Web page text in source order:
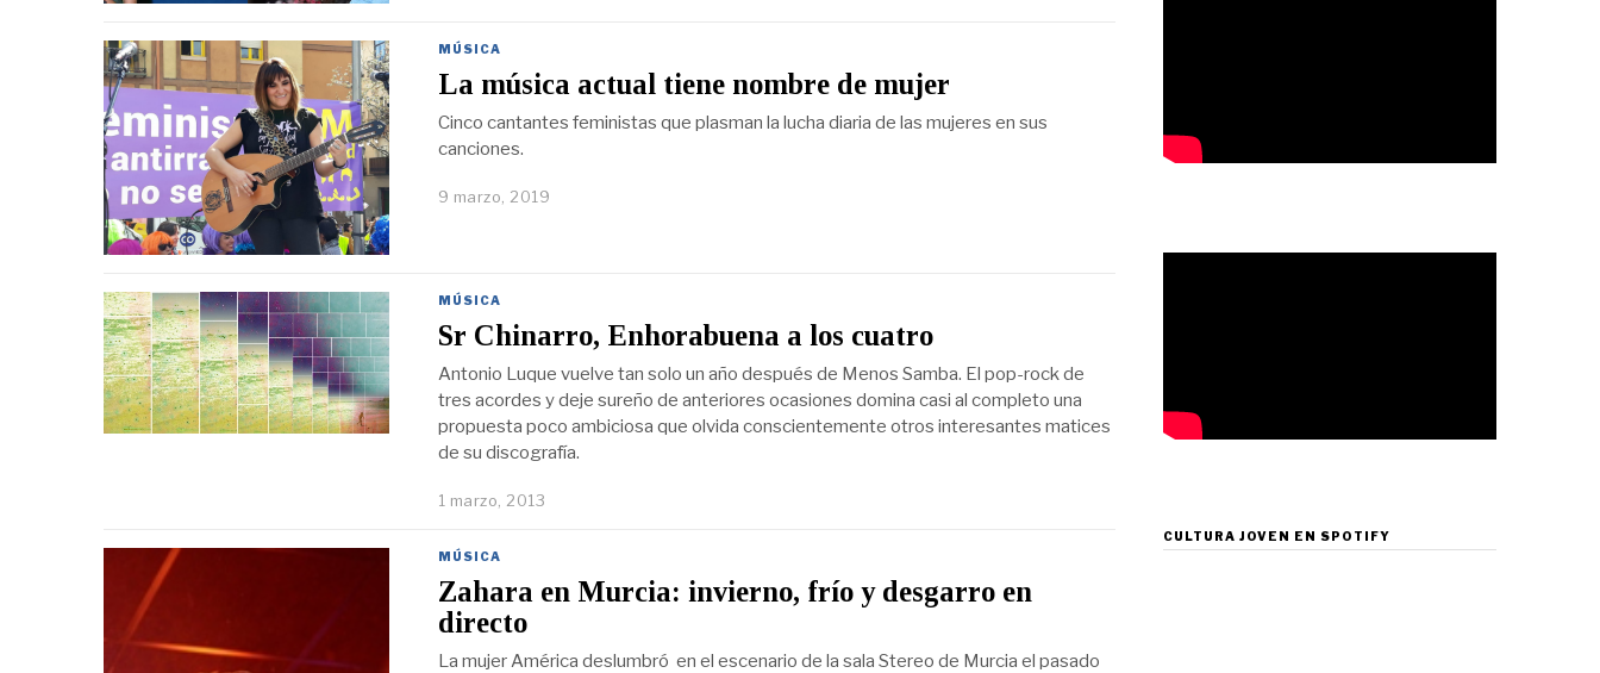
MÚSICA
La música actual tiene nombre de mujer
Cinco cantantes feministas que plasman la lucha diaria de las mujeres en sus
canciones.
9 marzo, 2019
MÚSICA
Sr Chinarro, Enhorabuena a los cuatro
Antonio Luque vuelve tan solo un año después de Menos Samba. El pop-rock de
tres acordes y deje sureño de anteriores ocasiones domina casi al completo una
propuesta poco ambiciosa que olvida conscientemente otros interesantes matices
de su discografía.
1 marzo, 2013
MÚSICA
Zahara en Murcia: invierno, frío y desgarro en
directo
La mujer América deslumbró en el escenario de la sala Stereo de Murcia el pasado
CULTURA JOVEN EN SPOTIFY